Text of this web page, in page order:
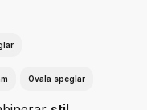
Ovala speglar